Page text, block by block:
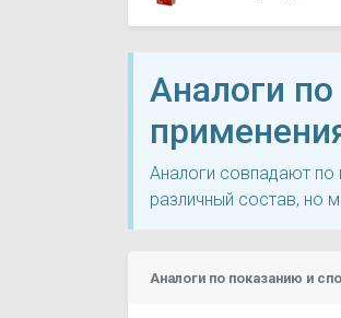
Аналоги
Аналоги совпадают по
различный состав, но
Аналоги по показанию и